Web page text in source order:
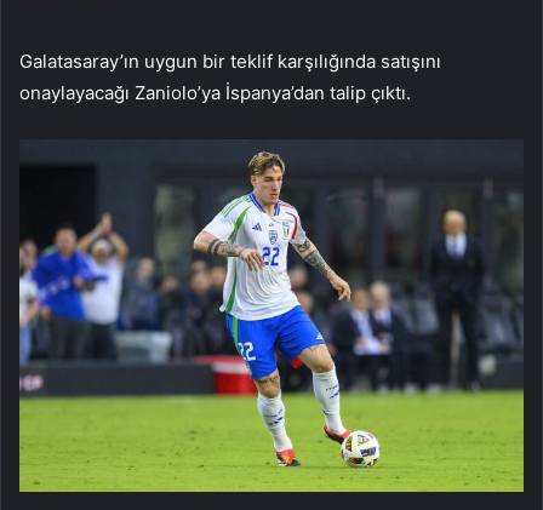
Galatasaray’ın uygun bir teklif karşılığında satışını
onaylayacağı Zaniolo’ya İspanya’dan talip çıktı.